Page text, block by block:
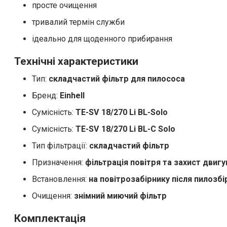
просте очищення
тривалий термін служби
ідеально для щоденного прибирання
Технічні характеристики
Тип: складчастий фільтр для пилососа
Бренд: Einhell
Сумісність: TE-SV 18/270 Li BL-Solo
Сумісність: TE-SV 18/270 Li BL-C Solo
Тип фільтрації: складчастий фільтр
Призначення: фільтрація повітря та захист
Встановлення: на повітрозабірнику після
Очищення: знімний миючий фільтр
Комплектація